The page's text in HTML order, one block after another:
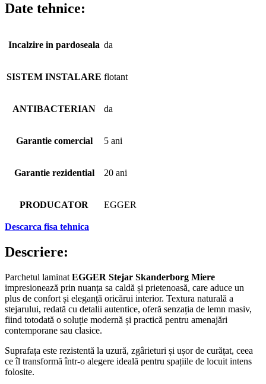
Date tehnice:
Incalzire in pardoseala da
SISTEM INSTALARE flotant
ANTIBACTERIAN da
Garantie comercial 5 ani
Garantie rezidential 20 ani
PRODUCATOR EGGER
Descarca fisa tehnica
Descriere:
Parchetul laminat EGGER Stejar Skanderborg Miere
impresionează prin nuanța sa caldă și prietenoasă, care aduce un
plus de confort și eleganță oricărui interior. Textura naturală a
stejarului, redată cu detalii autentice, oferă senzația de lemn masiv,
fiind totodată o soluție modernă și practică pentru amenajări
contemporane sau clasice.
Suprafața este rezistentă la uzură, zgârieturi și ușor de curățat, ceea
ce îl transformă într-o alegere ideală pentru spațiile de locuit intens
folosite.